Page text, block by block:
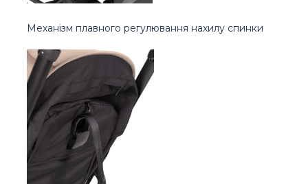
Механізм плавного регулювання нахилу спинки